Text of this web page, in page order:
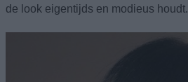
de look eigentijds en modieus houdt.